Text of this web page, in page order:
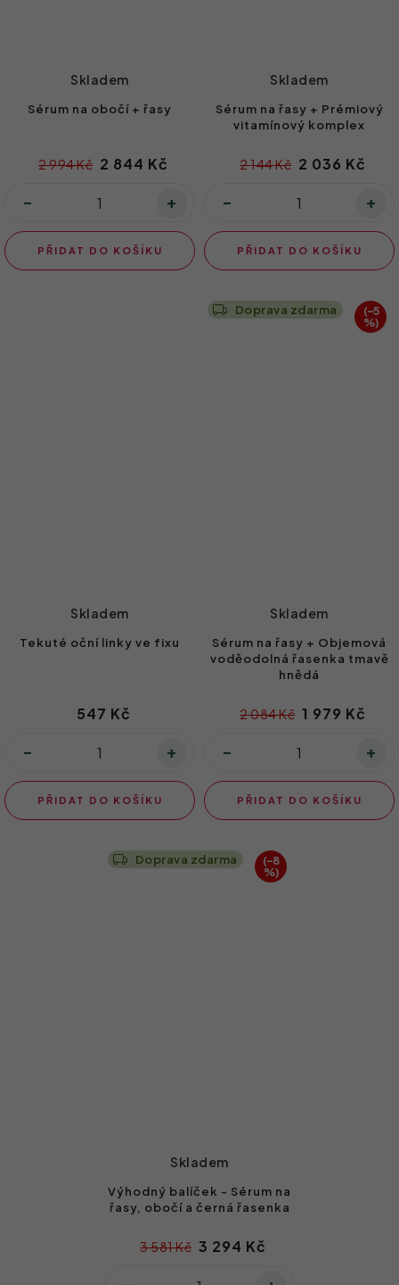
Sérum na obočí + řasy
Skladem
2 844 Kč
2 994 Kč
PŘIDAT DO KOŠÍKU
Sérum na řasy + Prémiový
vitamínový komplex
Skladem
2 036 Kč
2 144 Kč
PŘIDAT DO KOŠÍKU
Tekuté oční linky ve fixu
Skladem
547 Kč
PŘIDAT DO KOŠÍKU
Doprava zdarma
Sérum na řasy + Objemová
voděodolná řasenka tmavě
hnědá
Skladem
1 979 Kč
2 084 Kč
(–5
%)
PŘIDAT DO KOŠÍKU
Doprava zdarma
Výhodný balíček - Sérum na
řasy, obočí a černá řasenka
Skladem
3 294 Kč
3 581 Kč
(–8
%)